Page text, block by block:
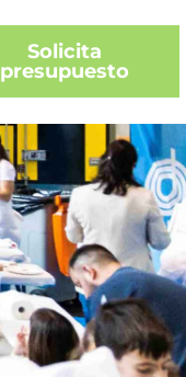
Solicita
presupuesto